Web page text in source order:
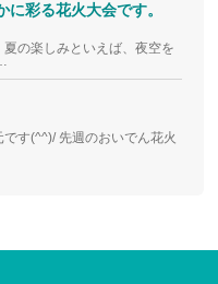
彩る花火大会です。
の楽しみといえば、夜空を
す(^^)/ 先週のおいでん花火